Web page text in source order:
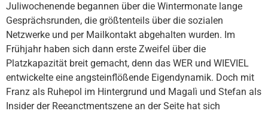
Juliwochenende begannen über die Wintermonate lange
Gesprächsrunden, die größtenteils über die sozialen
Netzwerke und per Mailkontakt abgehalten wurden. Im
Frühjahr haben sich dann erste Zweifel über die
Platzkapazität breit gemacht, denn das WER und WIEVIEL
entwickelte eine angsteinflößende Eigendynamik. Doch mit
Franz als Ruhepol im Hintergrund und Magalì und Stefan als
Insider der Reeanctmentszene an der Seite hat sich